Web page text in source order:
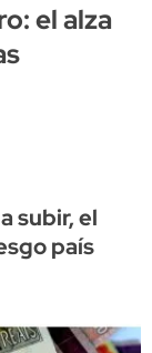
el alza
subir, el
país